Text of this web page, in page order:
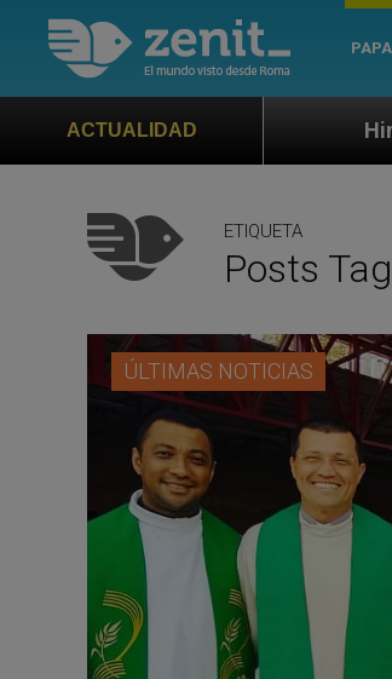
ACTUALIDAD
Himno oficial de la
ETIQUETA
Posts
ÚLTIMAS NOTICIAS